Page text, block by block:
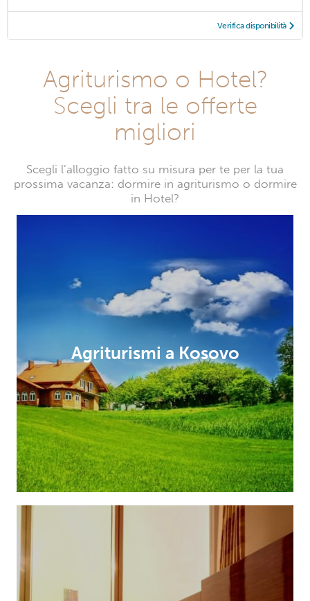
Verifica disponibilità
Agriturismo o Hotel?
Scegli tra le offerte
migliori
Scegli l’alloggio fatto su misura per te per la tua
prossima vacanza: dormire in agriturismo o dormire
in Hotel?
Agriturismi a Kosovo